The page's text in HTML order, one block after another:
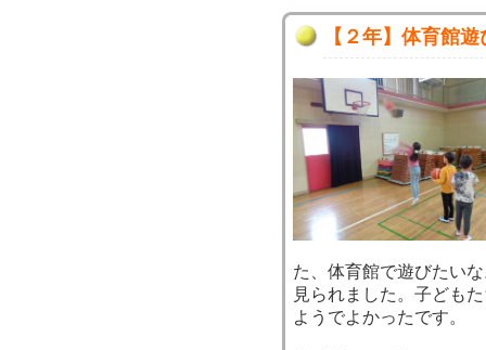
【２年】体育館遊
た、体育館で遊びたい
見られました。子ども
ようでよかったです。